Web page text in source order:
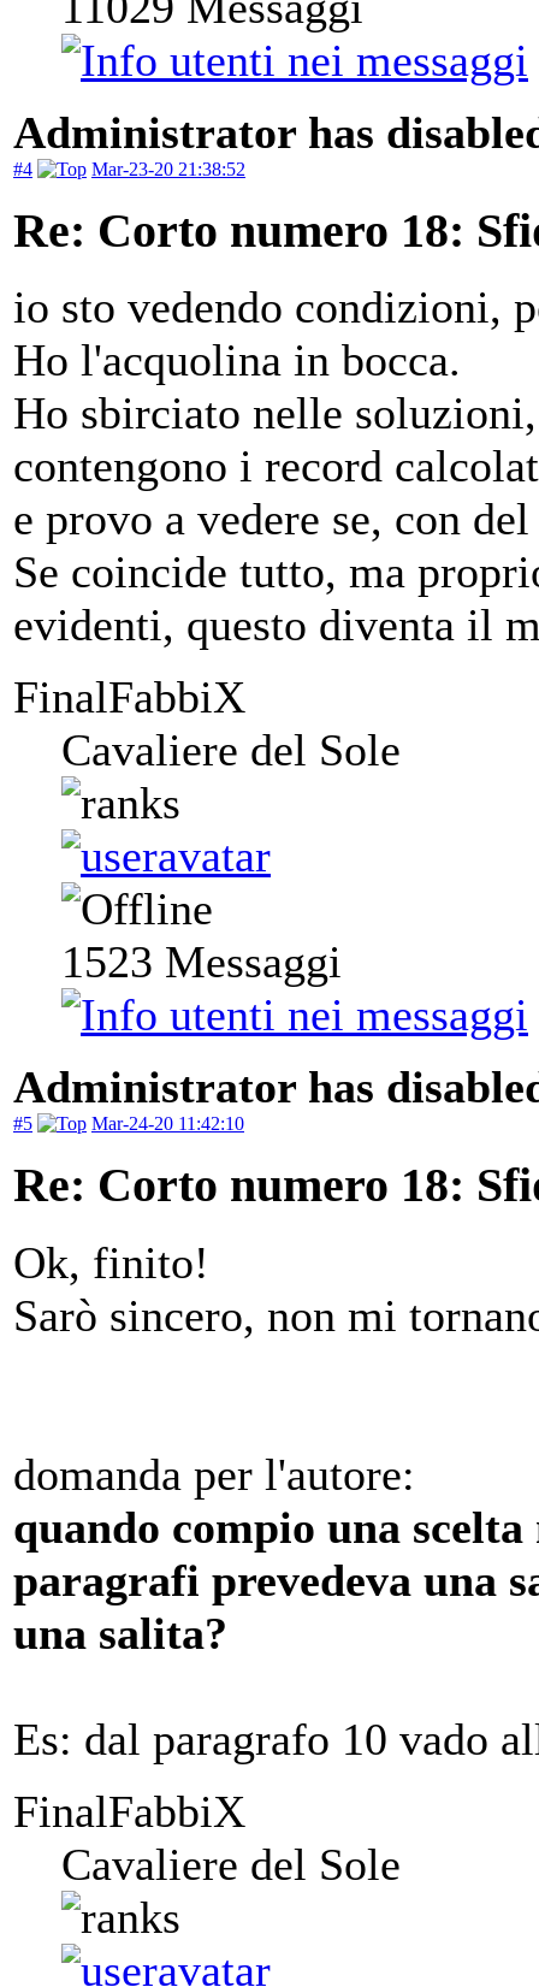
Administrator has
#4 Mar-23-20 21:38:52
Re: Corto numero 18:
io sto vedendo condizioni,
Ho l'acquolina in bocca.
Ho sbirciato nelle
contengono i record
e provo a vedere se, con
Se coincide tutto, ma
evidenti, questo diventa il
FinalFabbiX
Cavaliere del Sole
1523 Messaggi
Administrator has
#5 Mar-24-20 11:42:10
Re: Corto numero 18:
Ok, finito!
Sarò sincero, non mi
domanda per l'autore:
quando compio una
paragrafi prevedeva una
una salita?
Es: dal paragrafo 10 vado
FinalFabbiX
Cavaliere del Sole